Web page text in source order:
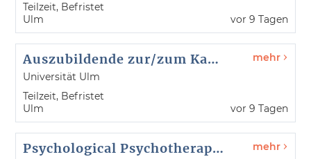
Teilzeit, Befristet
Ulm
vor 9 Tagen
Auszubildende zur/zum Kauffrau/Kaufmann für Büromanagement (m/w/d) - Zentrale Universitätsverwaltung - Referenz-Nr. 26083
Universität Ulm
Teilzeit, Befristet
Ulm
mehr
vor 9 Tagen
Psychological Psychotherapist (Child and Adolescent) with Teaching and Research Duties (m/f/d) - Psychotherapeutic university outpatient clinic - reference no. 26116 mehr